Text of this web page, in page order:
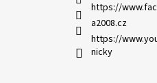
https://
a2008.cz
https://
nicky